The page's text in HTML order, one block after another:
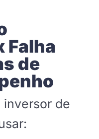
Falha
de
inversor de